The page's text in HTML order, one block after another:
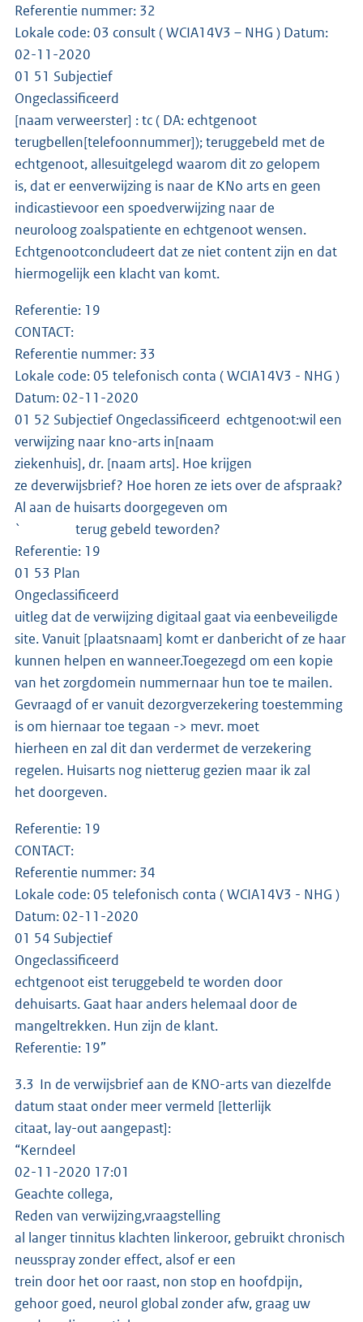
Referentie nummer: 32
Lokale code: 03 consult ( WCIA14V3 – NHG ) Datum:
02-11-2020
01 51 Subjectief
Ongeclassificeerd
[naam verweerster] : tc ( DA: echtgenoot
terugbellen[telefoonnummer]); teruggebeld met de
echtgenoot, allesuitgelegd waarom dit zo gelopem
is, dat er eenverwijzing is naar de KNo arts en geen
indicastievoor een spoedverwijzing naar de
neuroloog zoalspatiente en echtgenoot wensen.
Echtgenootconcludeert dat ze niet content zijn en dat
hiermogelijk een klacht van komt.
Referentie: 19
CONTACT:
Referentie nummer: 33
Lokale code: 05 telefonisch conta ( WCIA14V3 - NHG )
Datum: 02-11-2020
01 52 Subjectief Ongeclassificeerd echtgenoot:wil een
verwijzing naar kno-arts in[naam
ziekenhuis], dr. [naam arts]. Hoe krijgen
ze deverwijsbrief? Hoe horen ze iets over de afspraak?
Al aan de huisarts doorgegeven om
` terug gebeld teworden?
Referentie: 19
01 53 Plan
Ongeclassificeerd
uitleg dat de verwijzing digitaal gaat via eenbeveiligde
site. Vanuit [plaatsnaam] komt er danbericht of ze haar
kunnen helpen en wanneer.Toegezegd om een kopie
van het zorgdomein nummernaar hun toe te mailen.
Gevraagd of er vanuit dezorgverzekering toestemming
is om hiernaar toe tegaan -> mevr. moet
hierheen en zal dit dan verdermet de verzekering
regelen. Huisarts nog nietterug gezien maar ik zal
het doorgeven.
Referentie: 19
CONTACT:
Referentie nummer: 34
Lokale code: 05 telefonisch conta ( WCIA14V3 - NHG )
Datum: 02-11-2020
01 54 Subjectief
Ongeclassificeerd
echtgenoot eist teruggebeld te worden door
dehuisarts. Gaat haar anders helemaal door de
mangeltrekken. Hun zijn de klant.
Referentie: 19”
3.3 In de verwijsbrief aan de KNO-arts van diezelfde
datum staat onder meer vermeld [letterlijk
citaat, lay-out aangepast]:
“Kerndeel
02-11-2020 17:01
Geachte collega,
Reden van verwijzing,vraagstelling
al langer tinnitus klachten linkeroor, gebruikt chronisch
neusspray zonder effect, alsof er een
trein door het oor raast, non stop en hoofdpijn,
gehoor goed, neurol global zonder afw, graag uw